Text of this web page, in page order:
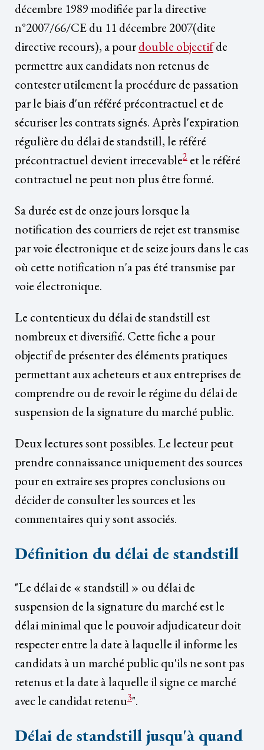
décembre 1989 modifiée par la directive
n°2007/66/CE du 11 décembre 2007(dite
directive recours), a pourdouble objectifde
permettre aux candidats non retenus de
contester utilement la procédure de passation
par le biais d'un référé précontractuel et de
sécuriser les contrats signés. Après l'expiration
régulière du délai de standstill, le référé
précontractuel devient irrecevable2 et le référé
contractuel ne peut non plus être formé.
Sa durée est de onze jours lorsque la
notification des courriers de rejet est transmise
par voie électronique et de seize jours dans le cas
où cette notification n'a pas été transmise par
voie électronique.
Le contentieux du délai de standstill est
nombreux et diversifié. Cette fiche a pour
objectif de présenter des éléments pratiques
permettant aux acheteurs et aux entreprises de
comprendre ou de revoir le régime du délai de
suspension de la signature du marché public.
Deux lectures sont possibles. Le lecteur peut
prendre connaissance uniquement des sources
pour en extraire ses propres conclusions ou
décider de consulter les sources et les
commentaires qui y sont associés.
Définition du délai de standstill
"Le délai de « standstill » ou délai de
suspension de la signature du marché est le
délai minimal que le pouvoir adjudicateur doit
respecter entre la date à laquelle il informe les
candidats à un marché public qu'ils ne sont pas
retenus et la date à laquelle il signe ce marché
avec le candidat retenu3".
Délai de standstill jusqu'à quand